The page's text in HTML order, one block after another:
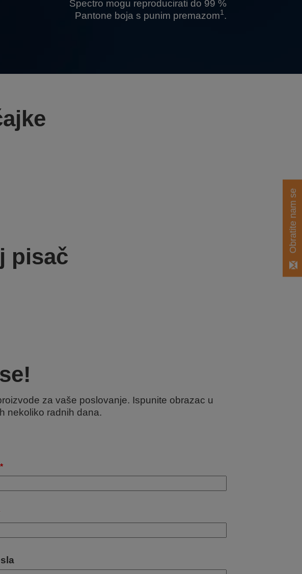
Spectro mogu reproducirati do 99 %
Pantone boja s punim premazom1.
pisač
za vaše poslovanje. Ispunite obrazac u
nekoliko radnih dana.
*
Obratite nam se